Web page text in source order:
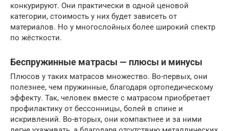
конкурируют. Они практически в одной ценовой
категории, стоимость у них будет зависеть от
материалов. Но у многослойных более широкий спектр
по жёсткости.
Беспружинные матрасы — плюсы и минусы
Плюсов у таких матрасов множество. Во-первых, они
полезнее, чем пружинные, благодаря ортопедическому
эффекту. Так, человек вместе с матрасом приобретает
профилактику от бессонницы, болей в спине и
искривлений. Во-вторых, они компактнее и за ними